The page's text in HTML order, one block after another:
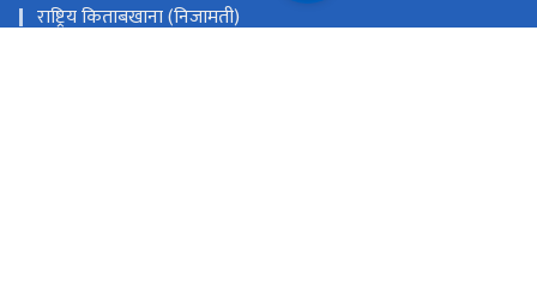
राष्ट्रिय किताबखाना (निजामती)